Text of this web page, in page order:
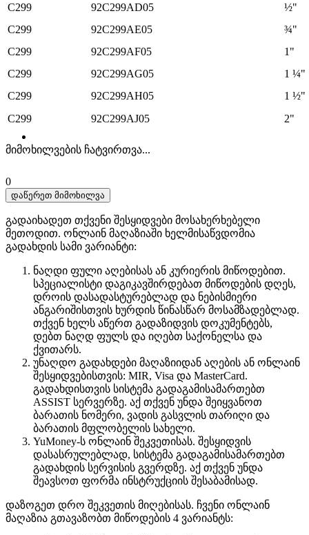
C299
92C299AD05
½"
C299
92C299AE05
¾"
C299
92C299AF05
1"
C299
92C299AG05
1 ¼"
C299
92C299AH05
1 ½"
C299
92C299AJ05 2"
მიმოხილვების ჩატვირთვა...
0
დაწერეთ მიმოხილვა
გადაიხადეთ თქვენი შესყიდვები მოსახერხებელი
მეთოდით. ​​ონლაინ მაღაზიაში ხელმისაწვდომია
გადახდის სამი ვარიანტი:
ნაღდი ფული აღებისას ან კურიერის მიწოდებით.
სპეციალისტი დაგიკავშირდებათ მიწოდების დღეს,
დროის დასადასტურებლად და ნებისმიერი
ანგარიშისთვის ხურდის წინასწარ მოსამზადებლად.
თქვენ ხელს აწერთ გადაზიდვის დოკუმენტებს,
დებთ ნაღდ ფულს და იღებთ საქონელსა და
ქვითარს.
უნაღდო გადახდები მაღაზიიდან აღების ან ონლაინ
შესყიდვებისთვის: MIR, Visa და MasterCard.
გადახდისთვის სისტემა გადაგამისამართებთ
ASSIST სერვერზე. აქ თქვენ უნდა შეიყვანოთ
ბარათის ნომერი, ვადის გასვლის თარიღი და
ბარათის მფლობელის სახელი.
YuMoney-ს ონლაინ შეკვეთისას. შესყიდვის
დასასრულებლად, სისტემა გადაგამისამართებთ
გადახდის სერვისის გვერდზე. აქ თქვენ უნდა
შეავსოთ ფორმა ინსტრუქციის შესაბამისად.
დაზოგეთ დრო შეკვეთის მიღებისას. ჩვენი ონლაინ
მაღაზია გთავაზობთ მიწოდების 4 ვარიანტს: